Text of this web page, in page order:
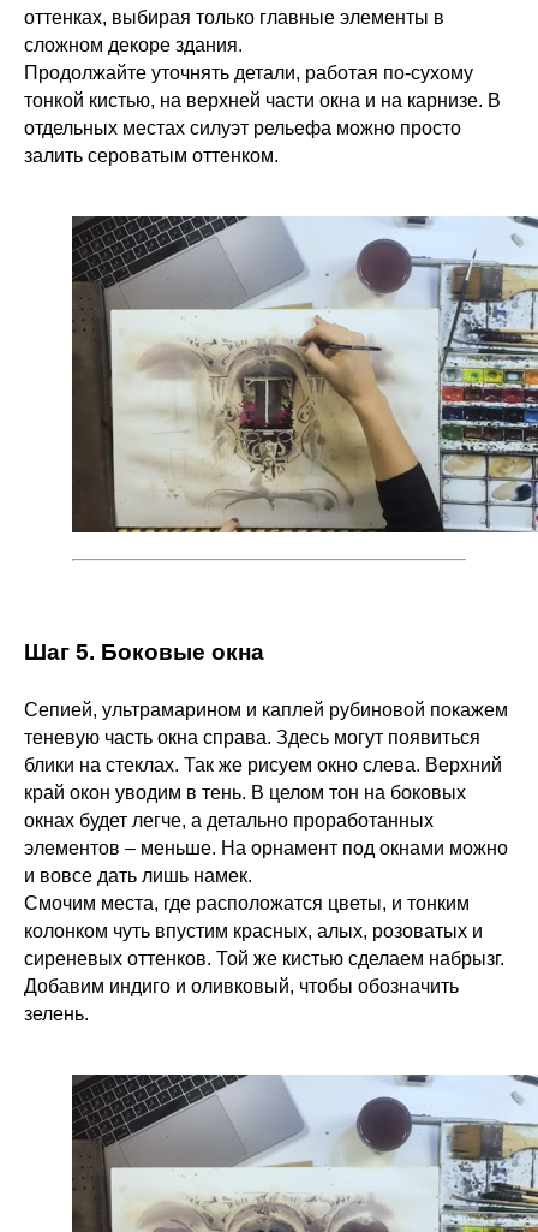
оттенках, выбирая только главные элементы в
сложном декоре здания.
Продолжайте уточнять детали, работая по-сухому
тонкой кистью, на верхней части окна и на карнизе. В
отдельных местах силуэт рельефа можно просто
залить сероватым оттенком.
Шаг 5. Боковые окна
Сепией, ультрамарином и каплей рубиновой покажем
теневую часть окна справа. Здесь могут появиться
блики на стеклах. Так же рисуем окно слева. Верхний
край окон уводим в тень. В целом тон на боковых
окнах будет легче, а детально проработанных
элементов – меньше. На орнамент под окнами можно
и вовсе дать лишь намек.
Смочим места, где расположатся цветы, и тонким
колонком чуть впустим красных, алых, розоватых и
сиреневых оттенков. Той же кистью сделаем набрызг.
Добавим индиго и оливковый, чтобы обозначить
зелень.